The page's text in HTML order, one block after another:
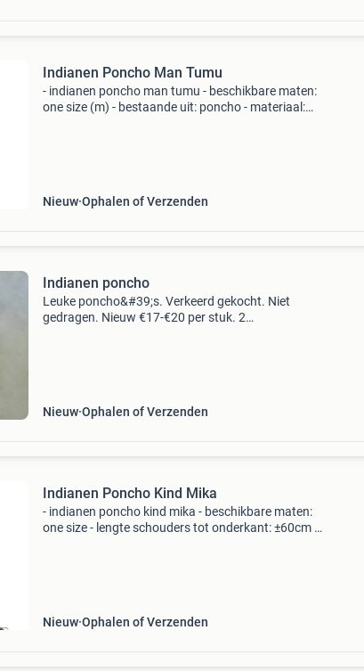
Indianen Poncho Man Tumu
- indianen poncho man tumu - beschikbare maten:
one size (m) - bestaande uit: poncho - materiaal:
Nieuw Ophalen of Verzenden
Indianen poncho
Leuke poncho&#39;s. Verkeerd gekocht. Niet
gedragen. Nieuw €17-€20 per stuk. 2
Nieuw Ophalen of Verzenden
Indianen Poncho Kind Mika
- indianen poncho kind mika - beschikbare maten:
one size - lengte schouders tot onderkant: ±60cm -
Nieuw Ophalen of Verzenden